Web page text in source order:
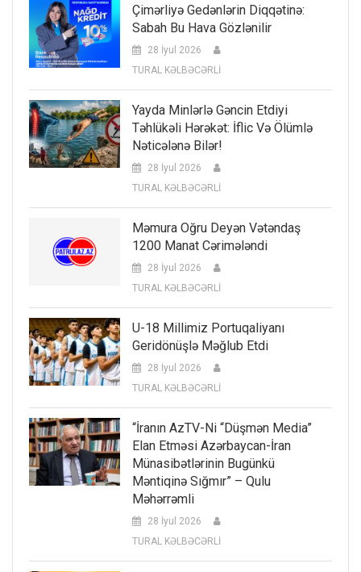
Çimərliyə Gedənlərin Diqqətinə:
Sabah Bu Hava Gözlənilir
28 İyul 2026
TURAL KƏLBƏCƏRLİ
Yayda Minlərlə Gəncin Etdiyi
Təhlükəli Hərəkət: İflic Və Ölümlə
Nəticələnə Bilər!
28 İyul 2026
TURAL KƏLBƏCƏRLİ
Məmura Oğru Deyən Vətəndaş
1200 Manat Cərimələndi
28 İyul 2026
TURAL KƏLBƏCƏRLİ
U-18 Millimiz Portuqaliyanı
Geridönüşlə Məğlub Etdi
28 İyul 2026
TURAL KƏLBƏCƏRLİ
“İranın AzTV-Ni “düşmən Media”
Elan Etməsi Azərbaycan-İran
Münasibətlərinin Bugünkü
Məntiqinə Sığmır” – Qulu
Məhərrəmli
28 İyul 2026
TURAL KƏLBƏCƏRLİ